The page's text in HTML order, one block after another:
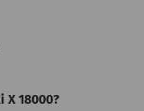
X 18000?